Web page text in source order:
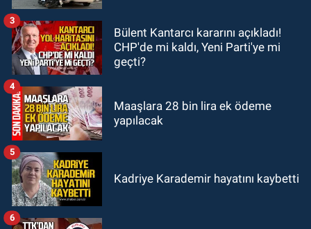
GÜNDEM
22:119 yaşındaki Burak Keskintığ
için acil Trombosit Arh (+) kana
Bülent Kantarcı kararını açıkladı!
CHP'de mi kaldı, Yeni Parti'ye mi
geçti?
3
Maaşlara 28 bin lira ek ödeme
yapılacak
4
Kadriye Karademir hayatını kaybetti
5
6